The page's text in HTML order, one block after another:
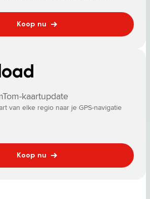
Koop nu
kaartupdate
van elke regio naar je GPS-navigatie
Koop nu